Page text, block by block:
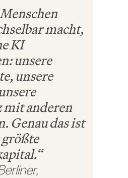
macht,
KI
unsere
unsere
mit anderen
Genau das ist
größte